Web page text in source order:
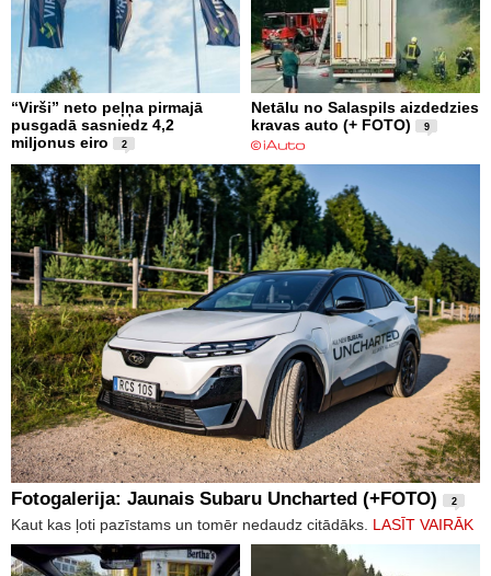
“Virši” neto peļņa pirmajā
pusgadā sasniedz 4,2
miljonus eiro
2
Netālu no Salaspils aizdedzies
kravas auto (+ FOTO)
9
Fotogalerija: Jaunais Subaru Uncharted (+FOTO) 2
Kaut kas ļoti pazīstams un tomēr nedaudz citādāks. LASĪT VAIRĀK